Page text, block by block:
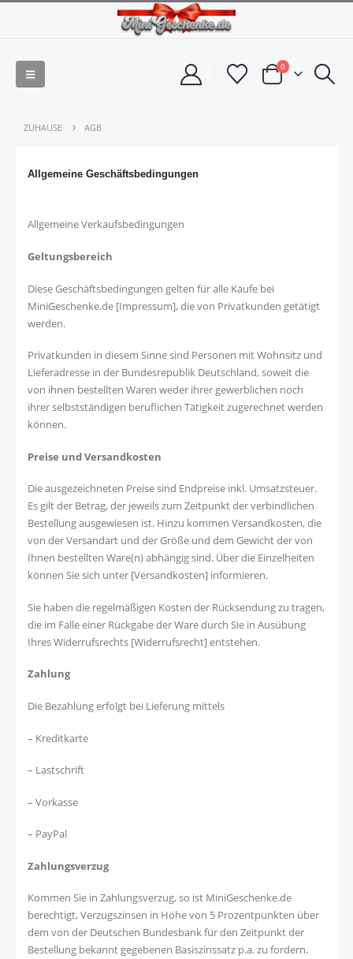
0
ZUHAUSE AGB
Allgemeine Geschäftsbedingungen
Allgemeine Verkaufsbedingungen
Geltungsbereich
Diese Geschäftsbedingungen gelten für alle Käufe bei
MiniGeschenke.de [Impressum], die von Privatkunden getätigt
werden.
Privatkunden in diesem Sinne sind Personen mit Wohnsitz und
Lieferadresse in der Bundesrepublik Deutschland, soweit die
von ihnen bestellten Waren weder ihrer gewerblichen noch
ihrer selbstständigen beruflichen Tätigkeit zugerechnet werden
können.
Preise und Versandkosten
Die ausgezeichneten Preise sind Endpreise inkl. Umsatzsteuer.
Es gilt der Betrag, der jeweils zum Zeitpunkt der verbindlichen
Bestellung ausgewiesen ist. Hinzu kommen Versandkosten, die
von der Versandart und der Größe und dem Gewicht der von
Ihnen bestellten Ware(n) abhängig sind. Über die Einzelheiten
können Sie sich unter [Versandkosten] informieren.
Sie haben die regelmäßigen Kosten der Rücksendung zu tragen,
die im Falle einer Rückgabe der Ware durch Sie in Ausübung
Ihres Widerrufsrechts [Widerrufsrecht] entstehen.
Zahlung
Die Bezahlung erfolgt bei Lieferung mittels
– Kreditkarte
– Lastschrift
– Vorkasse
– PayPal
Zahlungsverzug
Kommen Sie in Zahlungsverzug, so ist MiniGeschenke.de
berechtigt, Verzugszinsen in Höhe von 5 Prozentpunkten über
dem von der Deutschen Bundesbank für den Zeitpunkt der
Bestellung bekannt gegebenen Basiszinssatz p.a. zu fordern.